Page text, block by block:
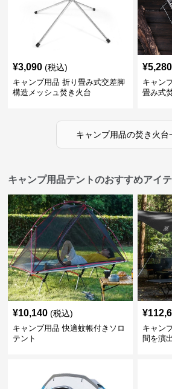
¥3,090 (税込)
キャンプ用品 折り畳み式交差脚
構造メッシュ焚き火台
¥5,280
キャン
畳み式
キャンプ用品の焚き火台
キャンプ用品テントのおすすめアイ
¥10,140 (税込)
キャンプ用品 快適蚊帳付きソロ
テント
¥
キャン
間を演